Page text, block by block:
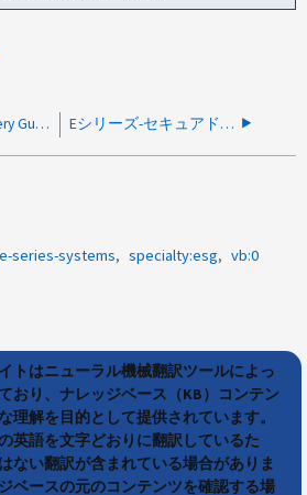
EシリーズRecovery Guruで「SAS_PORT_DEGRADED-Recovery Failure Type Code：112」と内部接続エラーが報告される Eシリーズ-セキュアドライブでないため、交換後にドライブを割り当てることができません
series-systems specialty:esg vb:0
トはニューラル機械翻訳ツールによっ
おり、ナレッジベース（KB）コンテン
理解を目的として提供されています。
英語を文字どおりに翻訳しているた
ない翻訳が含まれている場合がありま
ベースの元のコンテンツを確認する場